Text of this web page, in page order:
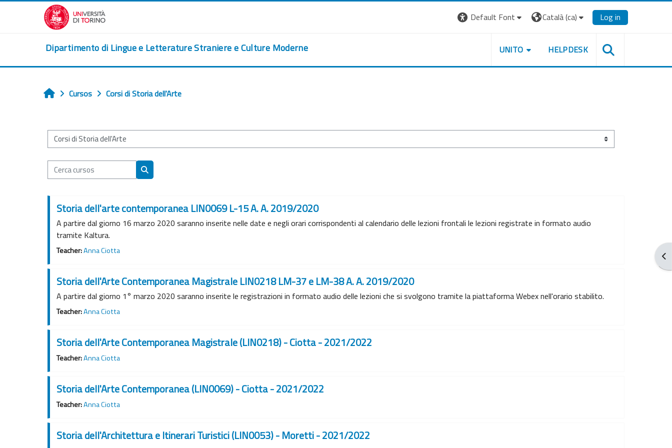
Ves al contingut principal
Default Font
Català ‎(ca)‎ Log in
Dipartimento di Lingue e Letterature Straniere e Culture Moderne UNITO HELPDESK
Home
Cursos Corsi di Storia dell'Arte
Categories de cursos
Cerca cursos
Cerca cursos
Storia dell'arte contemporanea LIN0069 L-15 A. A. 2019/2020
A partire dal giorno 16 marzo 2020 saranno inserite nelle date e negli orari corrispondenti al calendario delle lezioni frontali le lezioni registrate in formato audio
tramite Kaltura.
Teacher:Anna Ciotta
Storia dell'Arte Contemporanea Magistrale LIN0218 LM-37 e LM-38 A. A. 2019/2020
A partire dal giorno 1° marzo 2020 saranno inserite le registrazioni in formato audio delle lezioni che si svolgono tramite la piattaforma Webex nell'orario stabilito.
Teacher:Anna Ciotta
Storia dell'Arte Contemporanea Magistrale (LIN0218) - Ciotta - 2021/2022
Teacher:Anna Ciotta
Storia dell'Arte Contemporanea (LIN0069) - Ciotta - 2021/2022
Teacher:Anna Ciotta
Storia dell'Architettura e Itinerari Turistici (LIN0053) - Moretti - 2021/2022